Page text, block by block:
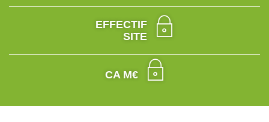
EFFECTIF
SITE
CA M€